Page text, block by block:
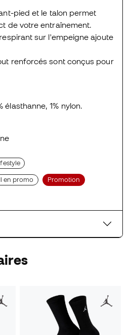
pied et le talon permet
de votre entraînement.
sur l'empeigne ajoute
renforcés sont conçus pour
élasthanne, 1% nylon.
en promo Promotion